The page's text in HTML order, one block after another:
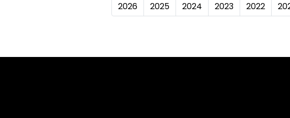
2026 2025 2024 2023 2022